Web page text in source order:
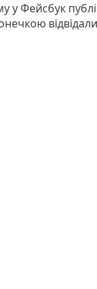
у Фейсбук